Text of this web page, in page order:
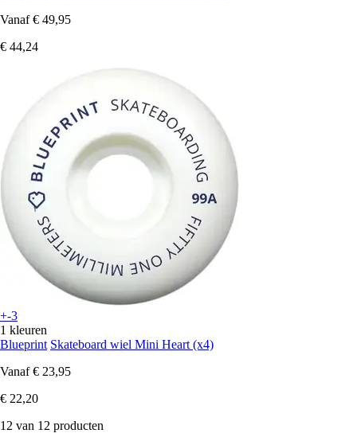
Vanaf € 49,95
€ 44,24
+-3
1 kleuren
Blueprint Skateboard wiel Mini Heart (x4)
Vanaf € 23,95
€ 22,20
12 van 12 producten